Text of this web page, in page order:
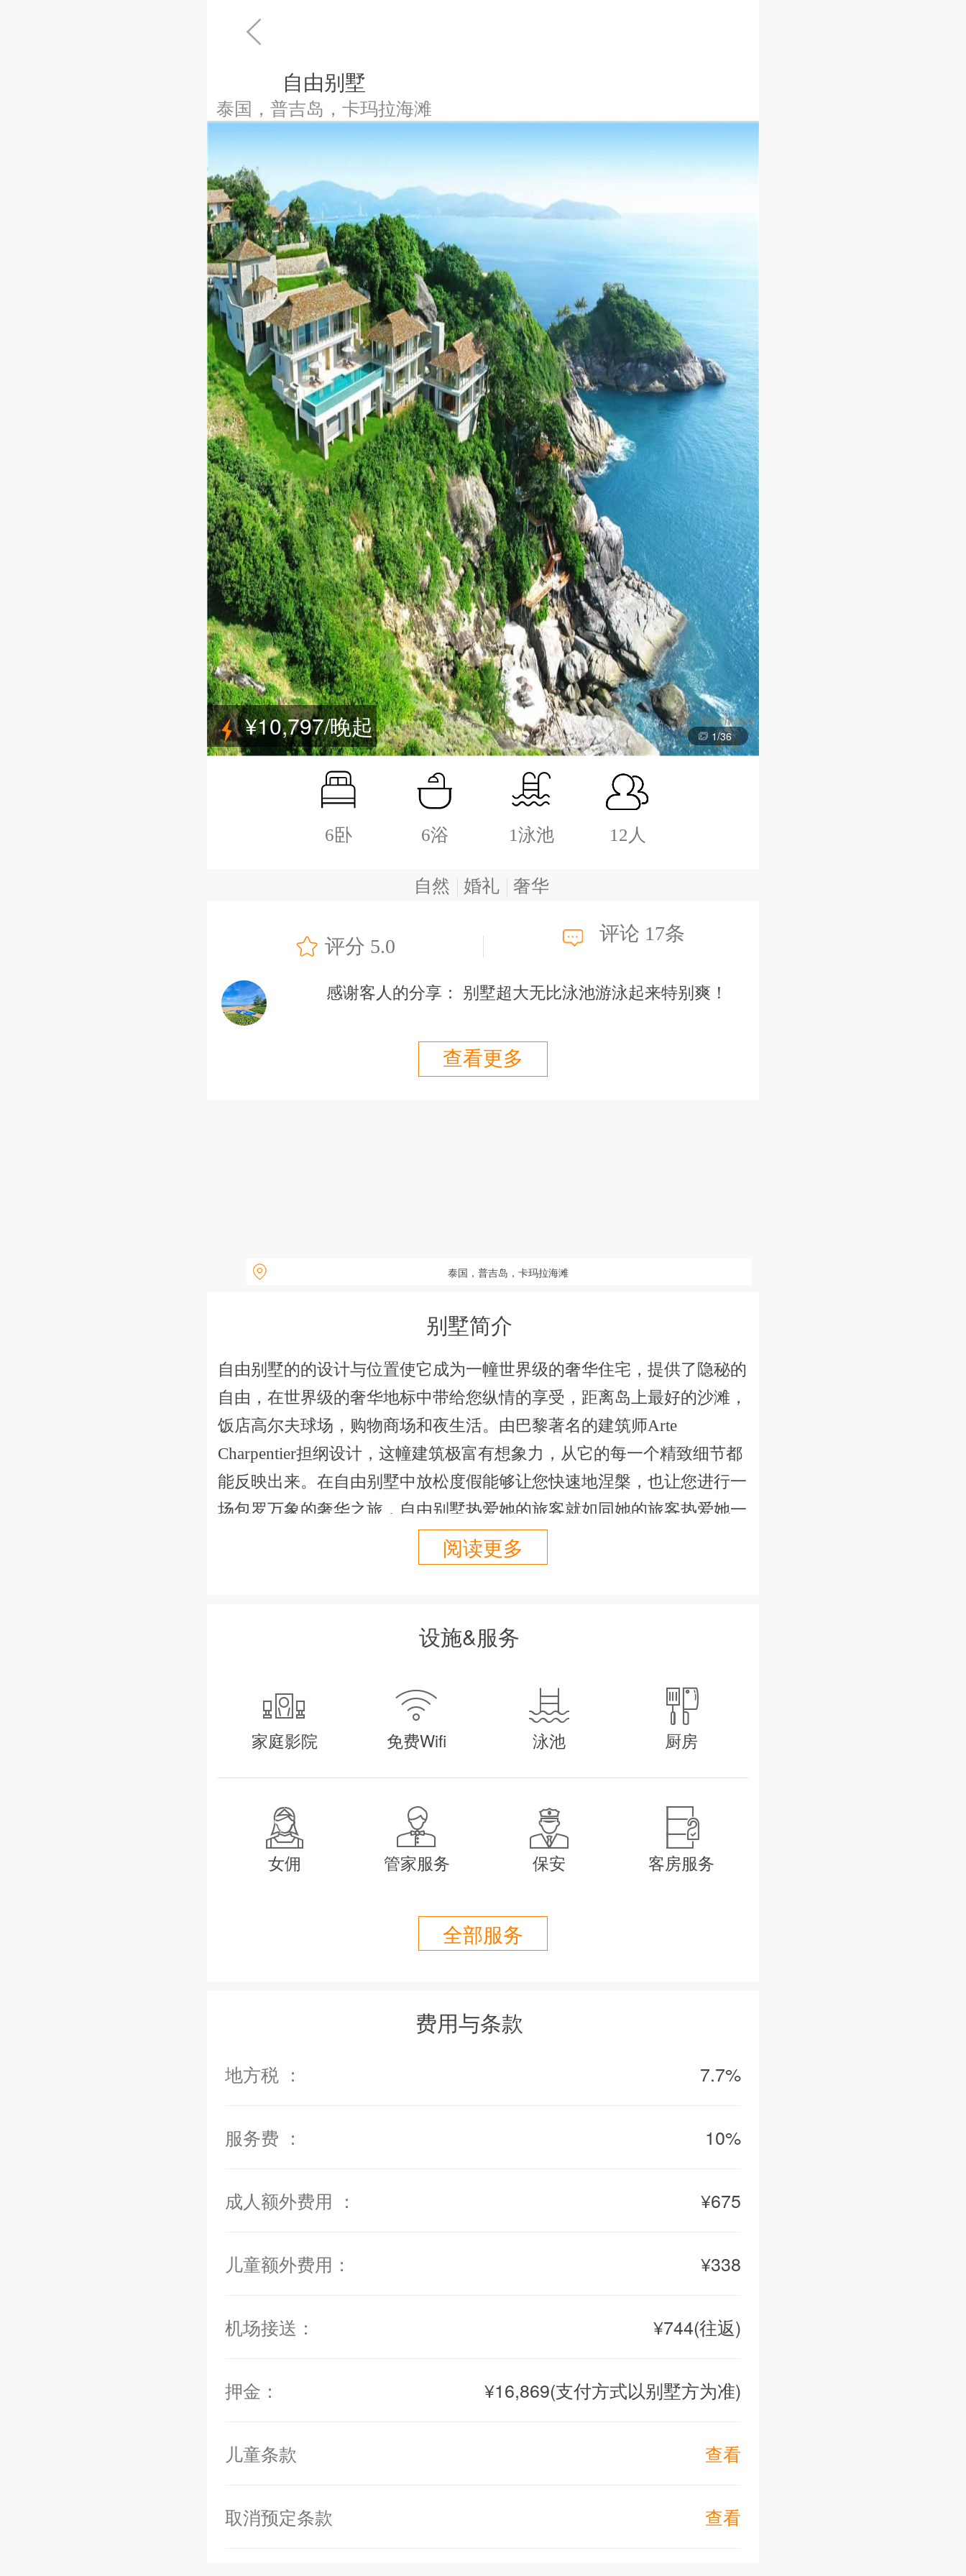
自由别墅
泰国，普吉岛，卡玛拉海滩
¥10,797/晚起 1/36
6卧 6浴 1泳池 12人
自然 婚礼 奢华
评分 5.0
评论 17条
感谢客人的分享： 别墅超大无比泳池游泳起来特别爽！
查看更多
泰国，普吉岛，卡玛拉海滩
别墅简介
自由别墅的的设计与位置使它成为一幢世界级的奢华住宅，提供了隐秘的
自由，在世界级的奢华地标中带给您纵情的享受，距离岛上最好的沙滩，
饭店高尔夫球场，购物商场和夜生活。由巴黎著名的建筑师Arte
Charpentier担纲设计，这幢建筑极富有想象力，从它的每一个精致细节都
能反映出来。在自由别墅中放松度假能够让您快速地涅槃，也让您进行一
场包罗万象的奢华之旅，自由别墅热爱她的旅客就如同她的旅客热爱她一
般，温暖与欢欣洋溢在这幢住宅中，是一个非常理想的度假目的地，不需
任何在自由别墅的宾客都能享受到如同皇室般的自由，舒适，与世隔绝。
不能忘怀。
自由别墅有各种元素来帮助您的假期的开始变成一个崇高和舒适的体验。
俯瞰安达曼海（Andaman）好看的双层弛豫亭都很精致。
正是这些东西，让您真正值得和要求的完美的度假。别墅还提供有它自己
的完全私人的人造沙滩通过节拍与相邻的神奇的大厅让您观看着日落，诗
距离苏林海滩（Surin Beach） 约20分钟车程
距离拉古娜（Laguna）约30分钟车程
距离普吉镇（Phuket Town） 约40分钟车程
距离普吉岛国际机场（Phuket International Airport） 约50分钟车程
房间细节：
卧室3：特大号双人床
，带淋浴和浴缸的套间浴室，空调
调，电视，沙发
卧室6：特大号双人床
设施：
阅读更多
设施&服务

家庭影院

免费Wifi

泳池

厨房

女佣

管家服务

保安

客房服务
全部服务
费用与条款
地方税 ： 7.7%
服务费 ： 10%
成人额外费用 ： ¥675
儿童额外费用： ¥338
机场接送： ¥744(往返)
押金： ¥16,869(支付方式以别墅方为准)
儿童条款 查看
取消预定条款 查看